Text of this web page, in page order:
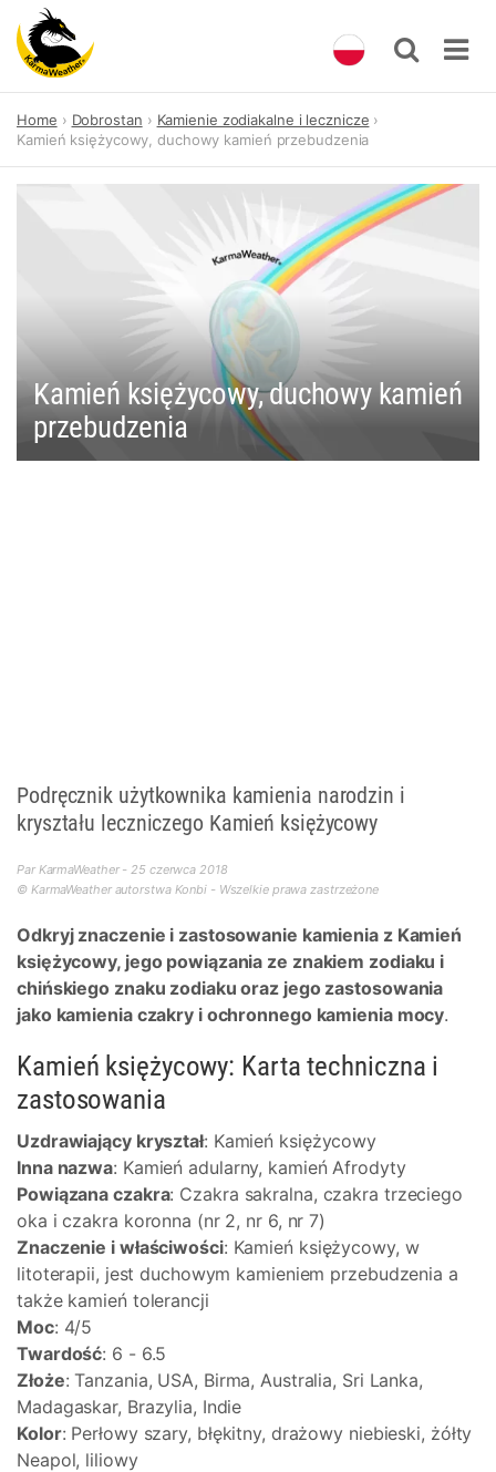
content
Home Dobrostan
Kamienie zodiakalne i lecznicze
Kamień księżycowy, duchowy kamień przebudzenia
Kamień księżycowy, duchowy kamień
przebudzenia
Podręcznik użytkownika kamienia narodzin i
kryształu leczniczego Kamień księżycowy
Par KarmaWeather - 25 czerwca 2018
© KarmaWeather autorstwa Konbi - Wszelkie prawa zastrzeżone
Odkryj znaczenie i zastosowanie kamienia z Kamień
księżycowy, jego powiązania ze znakiem zodiaku i
chińskiego znaku zodiaku oraz jego zastosowania
jako kamienia czakry i ochronnego kamienia mocy.
Kamień księżycowy: Karta techniczna i
zastosowania
Uzdrawiający kryształ: Kamień księżycowy
Inna nazwa: Kamień adularny, kamień Afrodyty
Powiązana czakra: Czakra sakralna, czakra trzeciego
oka i czakra koronna (nr 2, nr 6, nr 7)
Znaczenie i właściwości: Kamień księżycowy, w
litoterapii, jest duchowym kamieniem przebudzenia a
także kamień tolerancji
Moc: 4/5
Twardość: 6 - 6.5
Złoże: Tanzania, USA, Birma, Australia, Sri Lanka,
Madagaskar, Brazylia, Indie
Kolor: Perłowy szary, błękitny, drażowy niebieski, żółty
Neapol, liliowy